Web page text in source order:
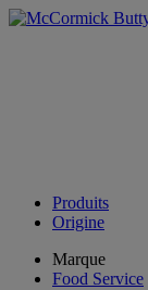
Produits
Origine
Marque
Food Service